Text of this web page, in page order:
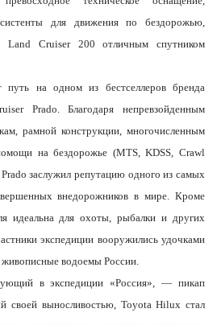
для движения по бездорожью,
Land Cruiser200 отличным спутником
путь на одном из бестселлеров бренда
Prado . Благодаря непревзойденным
рамной конструкции, многочисленным
на бездорожье (MTS,KDSS ,Crawl
заслужил репутацию одного из самых
внедорожников в мире. Кроме
идеальна для охоты, рыбалки и других
экспедиции вооружились удочками
водоемы России.
в экспедиции «Россия», — пикап
своей выносливостью, Toyota Hilux стал